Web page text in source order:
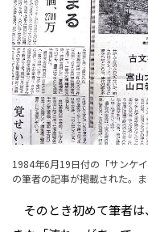
1984年6月19日付の「サンケ
の筆者の記事が掲載された。
そのとき初めて筆者